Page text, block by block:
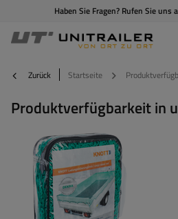
Haben Sie Fragen? Rufen Sie uns
Zurück Startseite
Produktverfügbarkeit in